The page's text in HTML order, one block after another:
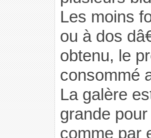
Les moins
ou à dos
obtenu, le
consommé
La galère
grande
comme par